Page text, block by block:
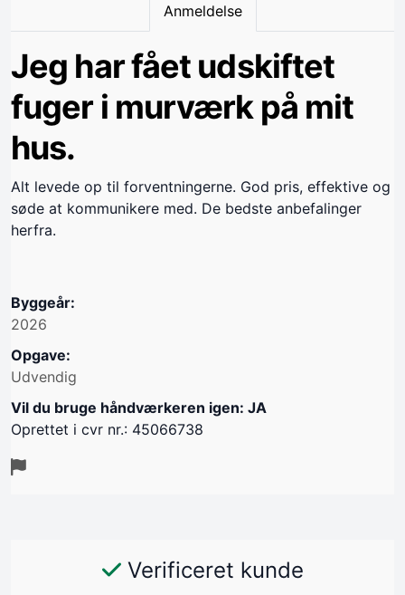
Anmeldelse
Jeg har fået udskiftet
fuger i murværk på mit
hus.
Alt levede op til forventningerne. God pris, effektive og
søde at kommunikere med. De bedste anbefalinger
herfra.
Byggeår:
2026
Opgave:
Udvendig
Vil du bruge håndværkeren igen: JA
Oprettet i cvr nr.: 45066738
Verificeret kunde